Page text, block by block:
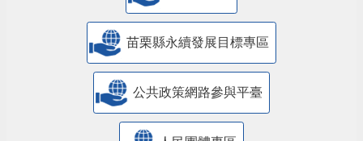
苗栗縣永續發展目標專區
公共政策網路參與平臺